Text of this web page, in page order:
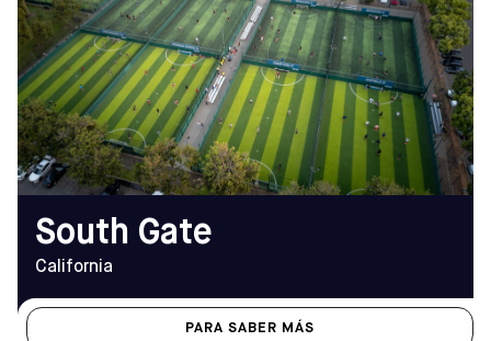
APERTURA
De lunes a viernes
14.00 h - 23.00 h
Sáb-Dom
de 8.00 a 23.00 horas
9599 Pinehurst Avenue, South
Gate, CA 90280
Cómo llegar
TELÉFONO
(323) 923-4650
EMAIL
southgate@sofive.com
South Gate
California
PARA SABER MÁS